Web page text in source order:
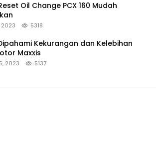
Oil Change PCX 160 Mudah
2023 5318
Kekurangan dan Kelebihan
Maxxis
2023 5137